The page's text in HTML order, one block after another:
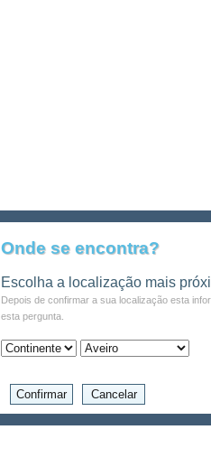
Onde se encontra?
Escolha a localização mais
Depois de confirmar a sua localização esta
esta pergunta.